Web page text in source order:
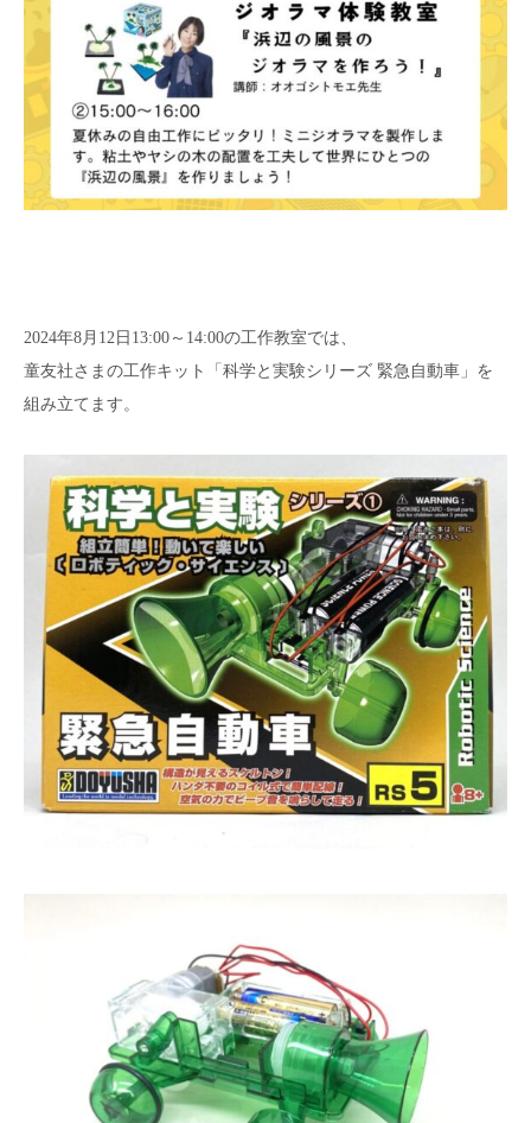
2024年8月12日13:00～14:00の​工作教室では、
童友社さまの工作キット「科学と実験シリーズ 緊急自動車」を
組み立てます。